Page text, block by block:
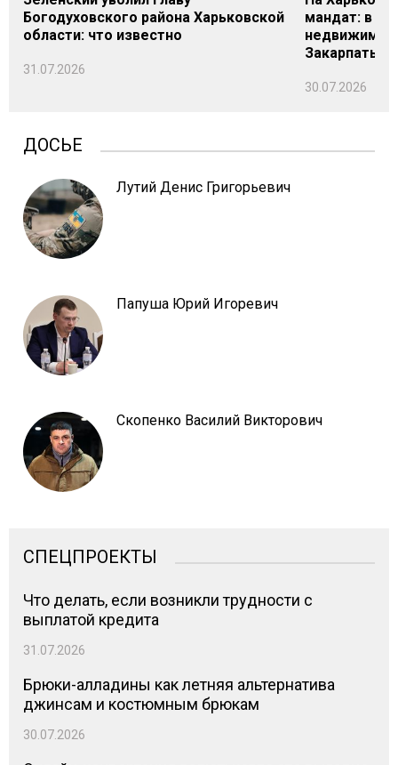
Богодуховского района Харьковской
области: что известно
31.07.2026
мандат: в
Закарпатье
30.07.2026
ДОСЬЕ
Лутий Денис Григорьевич
Папуша Юрий Игоревич
Скопенко Василий Викторович
СПЕЦПРОЕКТЫ
Что делать, если возникли трудности с
выплатой кредита
31.07.2026
Брюки-алладины как летняя альтернатива
джинсам и костюмным брюкам
30.07.2026